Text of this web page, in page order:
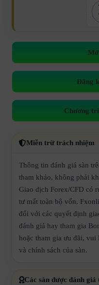
Đăng
Chương
Miễn trừ trách nhiệm
Thông tin đánh giá sàn
tham khảo, không phải
Giao dịch Forex/CFD có
tư mất toàn bộ vốn.
đối với các quyết định
đánh giá hay tham gia
hoặc tham gia ưu đãi,
và chính sách của sàn.
Các sàn được đánh giá